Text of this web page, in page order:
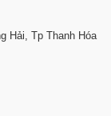
Hải, Tp Thanh Hóa